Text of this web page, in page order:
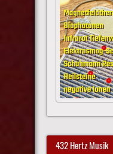
432 Hertz Musik